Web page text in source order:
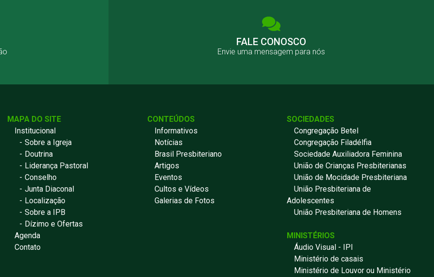
FALE CONOSCO
Envie uma mensagem para nós
MAPA DO SITE
Institucional
Sobre a Igreja
Doutrina
Liderança Pastoral
Conselho
Junta Diaconal
Localização
Sobre a IPB
Dízimo e Ofertas
Agenda
Contato
CONTEÚDOS
Informativos
Notícias
Brasil Presbiteriano
Artigos
Eventos
Cultos e Vídeos
Galerias de Fotos
SOCIEDADES
Congregação Betel
Congregação Filadélfia
Sociedade Auxiliadora Feminina
União de Crianças Presbiterianas
União de Mocidade Presbiteriana
União Presbiteriana de
Adolescentes
União Presbiteriana de Homens
MINISTÉRIOS
Áudio Visual - IPI
Ministério de casais
Ministério de Louvor ou Ministério